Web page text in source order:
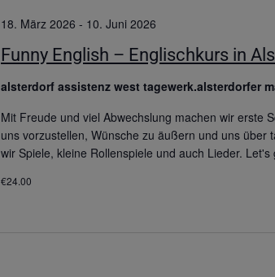
Funny English – Englischkurs in
18. März 2026 - 10. Juni 2026
alsterdorf assistenz west tagewerk.alsterdorfer
Mit Freude und viel Abwechslung machen wir erste
uns vorzustellen, Wünsche zu äußern und uns über
wir Spiele, kleine Rollenspiele und auch Lieder.
€24.00